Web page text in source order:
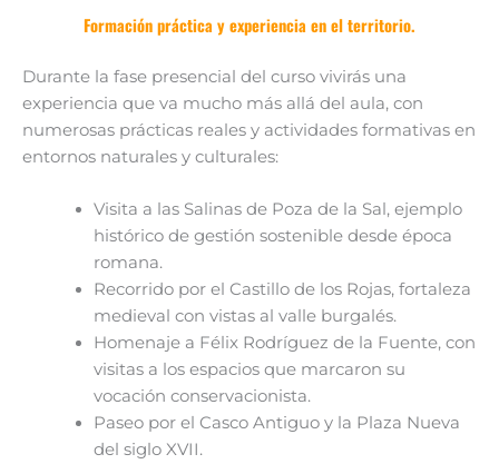
Formación práctica y experiencia en el territorio.
Durante la fase presencial del curso vivirás una
experiencia que va mucho más allá del aula, con
numerosas prácticas reales y actividades formativas en
entornos naturales y culturales:
Visita a las Salinas de Poza de la Sal, ejemplo
histórico de gestión sostenible desde época
romana.
Recorrido por el Castillo de los Rojas, fortaleza
medieval con vistas al valle burgalés.
Homenaje a Félix Rodríguez de la Fuente, con
visitas a los espacios que marcaron su
vocación conservacionista.
Paseo por el Casco Antiguo y la Plaza Nueva
del siglo XVII.